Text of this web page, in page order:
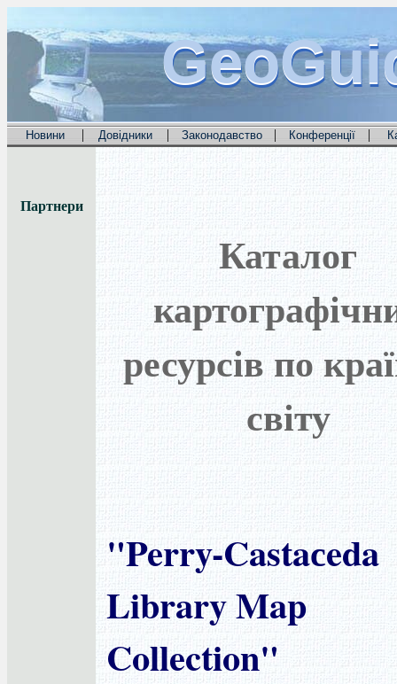
Новини | Довідники | Законодавство | Конференції |
Партнери
Каталог
ресурсів по
світу
"Perry-Castaсeda
Library Map
Collection"